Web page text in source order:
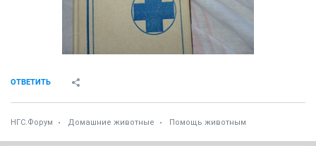
ОТВЕТИТЬ
НГС.Форум Домашние животные Помощь животным